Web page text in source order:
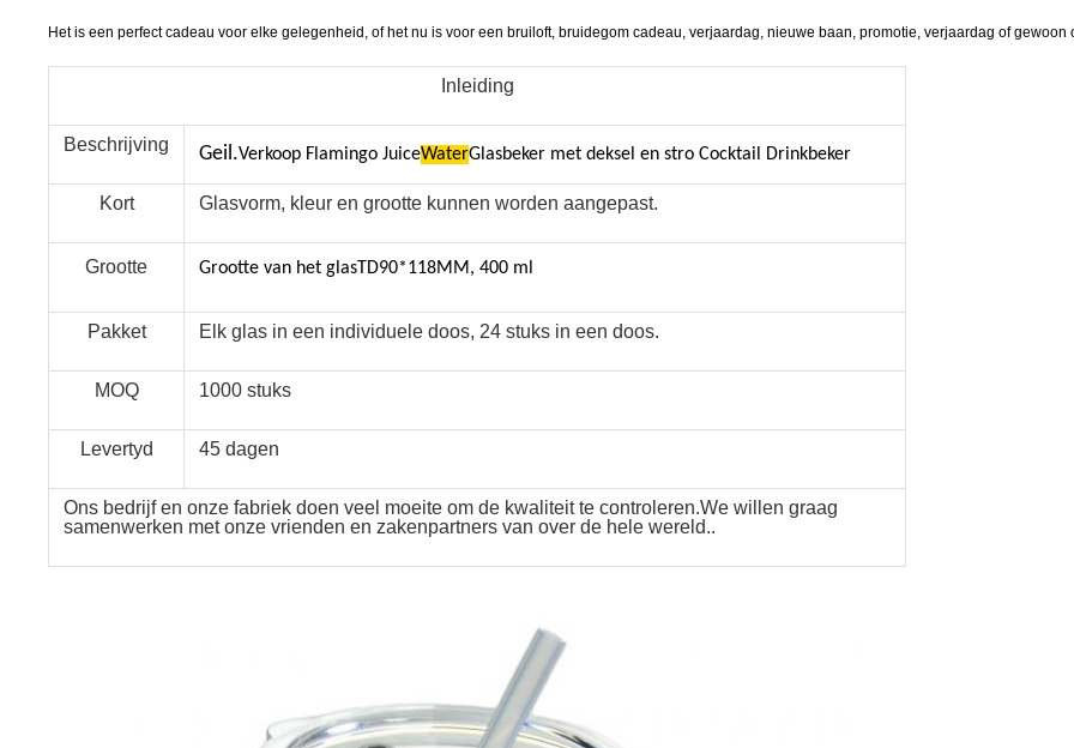
Het is een perfect cadeau voor elke gelegenheid, of het nu is voor een bruiloft, bruidegom cadeau, verjaardag, nieuwe baan, promotie, verjaardag of gewoon
Inleiding
Beschrijving Geil.Verkoop Flamingo JuiceWaterGlasbeker met deksel en stro Cocktail Drinkbeker
Kort Glasvorm, kleur en grootte kunnen worden aangepast.
Grootte Grootte van het glasTD90*118MM, 400 ml
Pakket Elk glas in een individuele doos, 24 stuks in een doos.
MOQ 1000 stuks
Levertyd 45 dagen
Ons bedrijf en onze fabriek doen veel moeite om de kwaliteit te controleren.We willen graag
samenwerken met onze vrienden en zakenpartners van over de hele wereld..